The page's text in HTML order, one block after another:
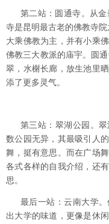
第二站：圆通寺。从
寺是昆明最古老的佛教寺
大乘佛教为主，并有小乘
佛教三大教派的庙宇。圆
翠，水榭长廊，放生池里
添了更多灵气。
第三站：翠湖公园。
数公园无异，其最吸引人
舞，挺有意思。而在广场
各式各样的自我介绍，还
思。
最后一站：云南大学
出大学的味道，更像是休